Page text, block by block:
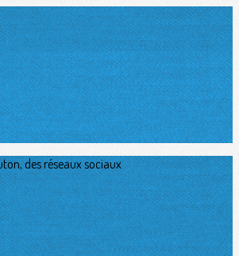
des réseaux sociaux